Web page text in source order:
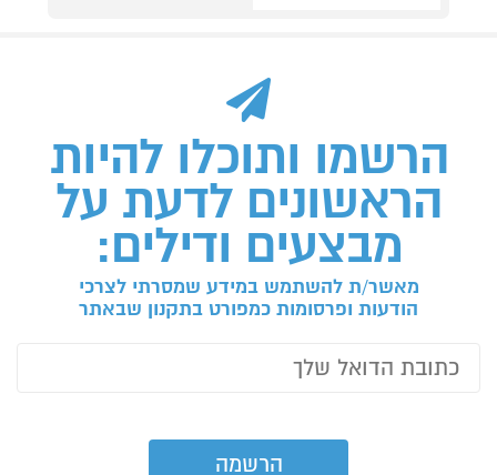
הרשמו ותוכלו להיות
הראשונים לדעת על
מבצעים ודילים:
מאשר/ת להשתמש במידע שמסרתי לצרכי
הודעות ופרסומות כמפורט בתקנון שבאתר